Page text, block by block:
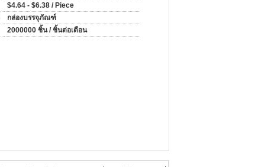
$4.64 - $6.38 / Piece
กล่องบรรจุภัณฑ์
2000000 ชิ้น / ชิ้นต่อเดือน